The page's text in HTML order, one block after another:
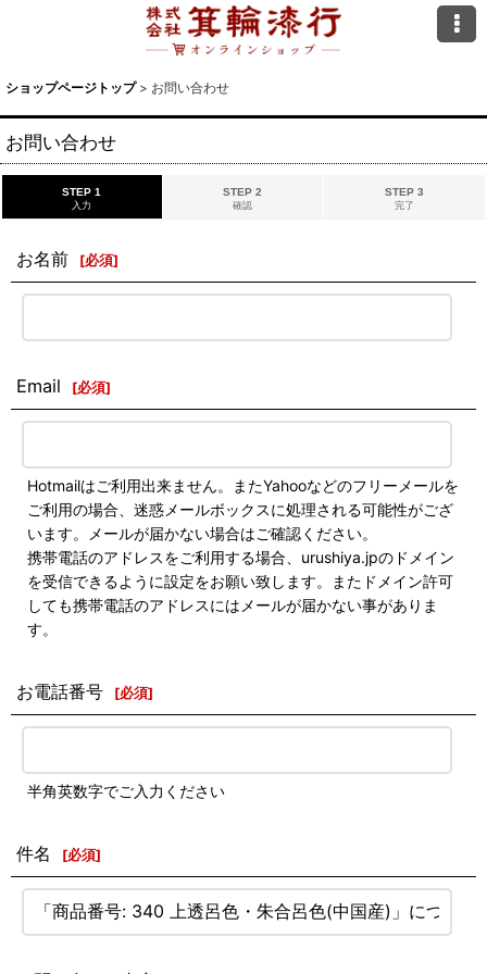
ショップページトップ > お問い合わせ
お問い合わせ
STEP 1
入力
STEP 2
確認
STEP 3
完了
お名前 [必須]
Email [必須]
Hotmailはご利用出来ません。またYahooなどのフリーメールを
ご利用の場合、迷惑メールボックスに処理される可能性がござ
います。メールが届かない場合はご確認ください。
携帯電話のアドレスをご利用する場合、urushiya.jpのドメイン
を受信できるように設定をお願い致します。またドメイン許可
しても携帯電話のアドレスにはメールが届かない事がありま
す。
お電話番号 [必須]
半角英数字でご入力ください
件名 [必須]